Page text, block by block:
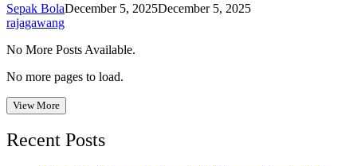
Sepak BolaDecember 5, 2025December 5, 2025
rajagawang
No More Posts Available.
No more pages to load.
View More
Recent Posts